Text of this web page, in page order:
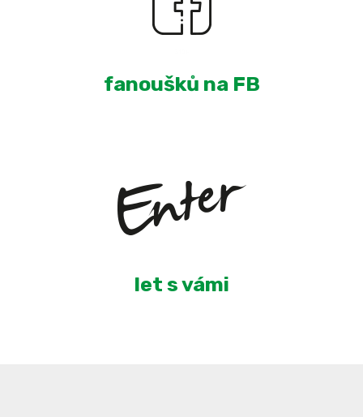
fanoušků na FB
let s vámi